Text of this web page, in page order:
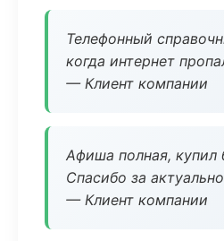
Телефонный
когда интернет
— Клиент компании
Афиша полная, купил
Спасибо за
— Клиент компании